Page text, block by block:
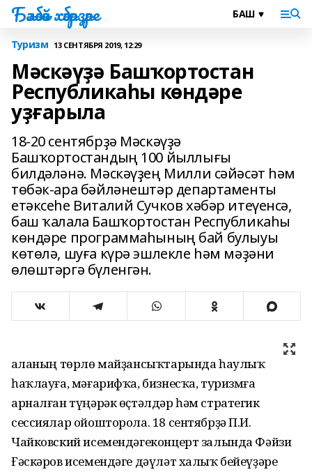
Бәләбәй хәбәрҙәре
Туризм 13 СЕНТЯБРЯ 2019, 12:29
Мәскәүҙә Башҡортостан
Республикаһы көндәре
уҙғарыла
18-20 сентябрҙә Мәскәүҙә
Башҡортостандың 100 йыллығы
билдәләнә. Мәскәүҙең Милли сәйәсәт һәм
төбәк-ара бәйләнештәр департаменты
етәксеһе Виталий Сучков хәбәр итеүенсә,
баш ҡалала Башҡортостан Республикаһы
көндәре программаһының бай булыуы
көтөлә, шуға күрә эшлекле һәм мәҙәни
өлөштәргә бүленгән.
Ҡаланың төрлө майҙансыҡтарында һаулыҡ
һаҡлауға, мәғарифҡа, бизнесҡа, туризмға
арналған түңәрәк өҫтәлдәр һәм стратегик
сессиялар ойошторола. 18 сентябрҙә П.И.
Чайковский исемендәгеконцерт залында Фәйзи
Ғәскәров исемендәге дәүләт халыҡ бейеүҙәре